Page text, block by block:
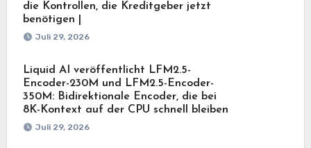
die Kontrollen, die Kreditgeber jetzt
benötigen |
Juli 29, 2026
Liquid AI veröffentlicht LFM2.5-
Encoder-230M und LFM2.5-Encoder-
350M: Bidirektionale Encoder, die bei
8K-Kontext auf der CPU schnell bleiben
Juli 29, 2026